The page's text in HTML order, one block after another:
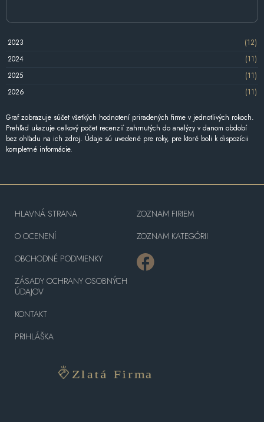
2023
(12)
2024
(11)
2025
(11)
2026
(11)
Graf zobrazuje súčet všetkých hodnotení priradených firme v jednotlivých rokoch.
Prehľad ukazuje celkový počet recenzií zahrnutých do analýzy v danom období
bez ohľadu na ich zdroj. Údaje sú uvedené pre roky, pre ktoré boli k dispozícii
kompletné informácie.
HLAVNÁ STRANA
O OCENENÍ
OBCHODNÉ PODMIENKY
ZÁSADY OCHRANY OSOBNÝCH
ÚDAJOV
KONTAKT
PRIHLÁŠKA
ZOZNAM FIRIEM
ZOZNAM KATEGÓRII